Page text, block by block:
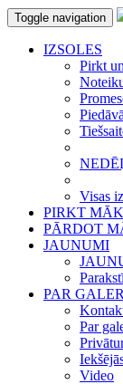
Toggle navigation
IZSOLES
Pirkt
Visas
PIRKT
PĀRDOT
JAUNUMI
PAR
Par
Video